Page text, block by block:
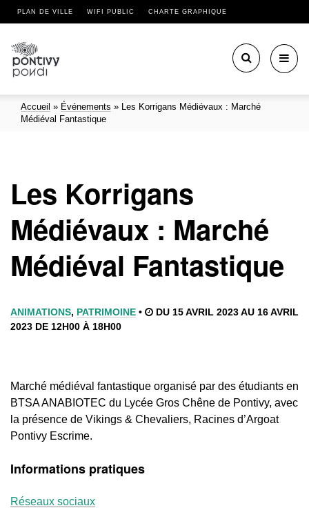
PLAN DE VILLE WIFI PUBLIC CHARTE GRAPHIQUE
Accueil » Événements » Les Korrigans Médiévaux : Marché
Médiéval Fantastique
Les Korrigans
Médiévaux : Marché
Médiéval Fantastique
ANIMATIONS, PATRIMOINE •
DU 15 AVRIL 2023 AU 16 AVRIL
2023 DE 12H00 À 18H00
Marché médiéval fantastique organisé par des étudiants en
BTSA ANABIOTEC du Lycée Gros Chêne de Pontivy, avec
la présence de Vikings & Chevaliers, Racines d’Argoat
Pontivy Escrime.
Informations pratiques
Réseaux sociaux